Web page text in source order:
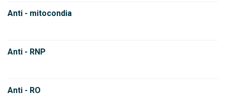
Anti - mitocondia
Anti - RNP
Anti - RO